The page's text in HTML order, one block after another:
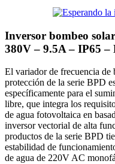
Inversor bombeo
380V – 9.5A – IP65
El variador de frecuencia de
protección de la serie BPD
específicamente para el
libre, que integra los
de agua fotovoltaica en
inversor vectorial de alta
productos de la serie BPD
estabilidad de
de agua de 220V AC